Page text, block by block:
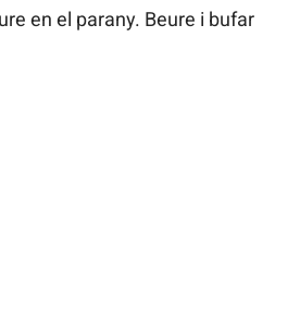
en el parany. Beure i bufar